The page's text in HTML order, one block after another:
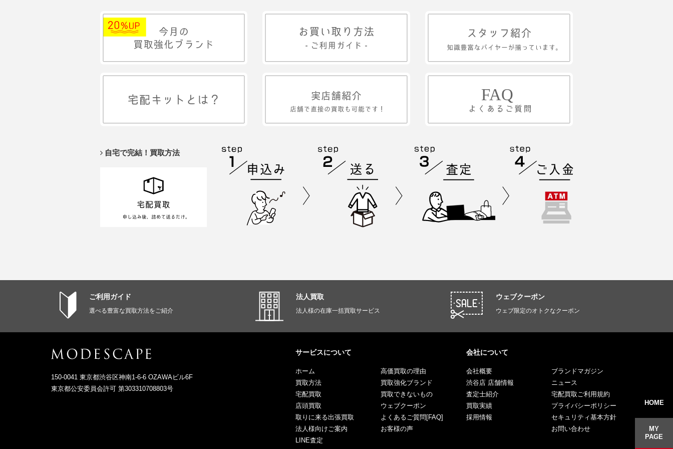
自宅で完結！買取方法
ご利用ガイド
選べる豊富な買取方法をご紹介
法人買取
法人様の在庫一括買取サービス
ウェブクーポン
ウェブ限定のオトクなクーポン
150-0041 東京都渋谷区神南1-6-6 OZAWAビル6F
東京都公安委員会許可 第303310708803号
サービスについて
ホーム
買取方法
宅配買取
店頭買取
取りに来る出張買取
法人様向けご案内
LINE査定
高価買取の理由
買取強化ブランド
買取できないもの
ウェブクーポン
よくあるご質問[FAQ]
お客様の声
会社について
会社概要
渋谷店 店舗情報
査定士紹介
買取実績
採用情報
ブランドマガジン
ニュース
宅配買取ご利用規約
プライバシーポリシー
セキュリティ基本方針
お問い合わせ
HOME
MY
PAGE